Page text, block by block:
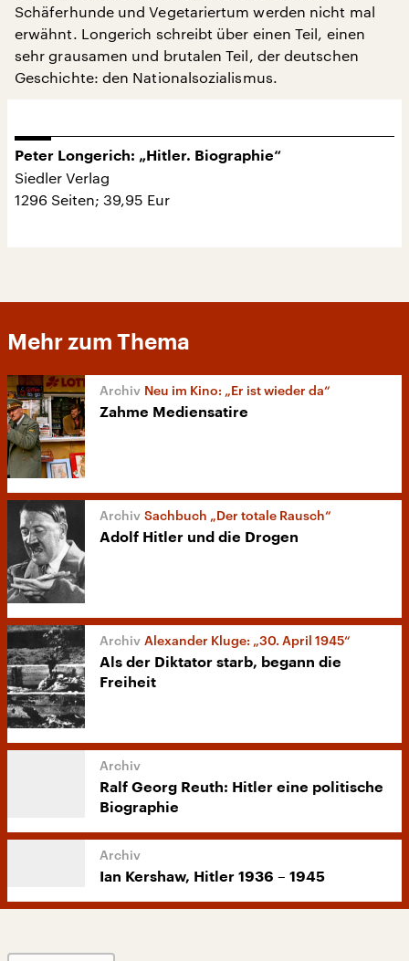
Schäferhunde und Vegetariertum werden nicht mal
erwähnt. Longerich schreibt über einen Teil, einen
sehr grausamen und brutalen Teil, der deutschen
Geschichte: den Nationalsozialismus.
Peter Longerich: „Hitler. Biographie“
Siedler Verlag
1296 Seiten; 39,95 Eur
Mehr zum Thema
Neu im Kino: „Er ist wieder da“
Zahme Mediensatire
Sachbuch „Der totale Rausch“
Adolf Hitler und die Drogen
Alexander Kluge: „30. April 1945“
Als der Diktator starb, begann die
Freiheit
Ralf Georg Reuth: Hitler eine politische
Biographie
Ian Kershaw, Hitler 1936 – 1945